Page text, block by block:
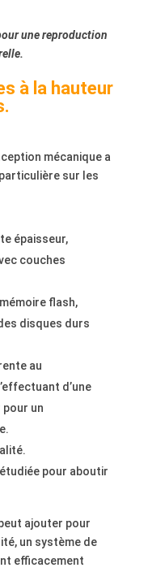
une reproduction
à la hauteur
mécanique a
sur les
épaisseur,
couches
mémoire flash,
disques durs
au
d’une
un
pour aboutir
ajouter pour
un système de
efficacement